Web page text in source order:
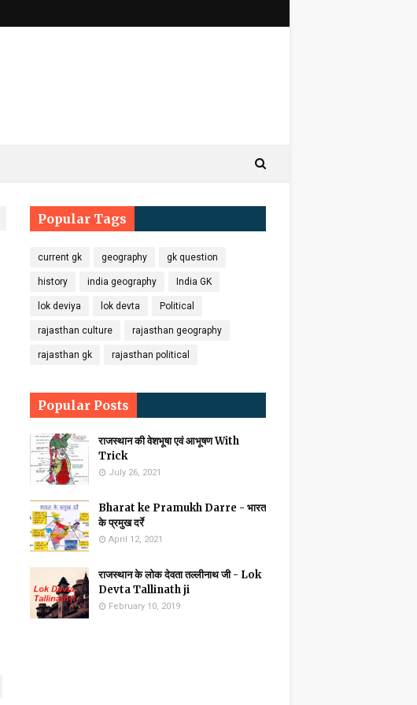
Popular Tags
current gk geography gk question
history india geography India GK
lok deviya lok devta Political
rajasthan culture rajasthan geography
rajasthan gk rajasthan political
Popular Posts
राजस्थान की वेशभूषा एवं आभूषण With
Trick
July 26, 2021
Bharat ke Pramukh Darre - भारत
के प्रमुख दर्रे
April 12, 2021
राजस्थान के लोक देवता तल्लीनाथ जी - Lok
Devta Tallinath ji
February 10, 2019